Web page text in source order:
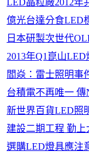
LED晶粒廠2012
億光台達分食LED
日本研製次世代
2013年Q1崑山
閻焱：雷士照明事
台積電不再唯一
新世界百貨LED照
建設二期工程 勤
選購LED燈具應注